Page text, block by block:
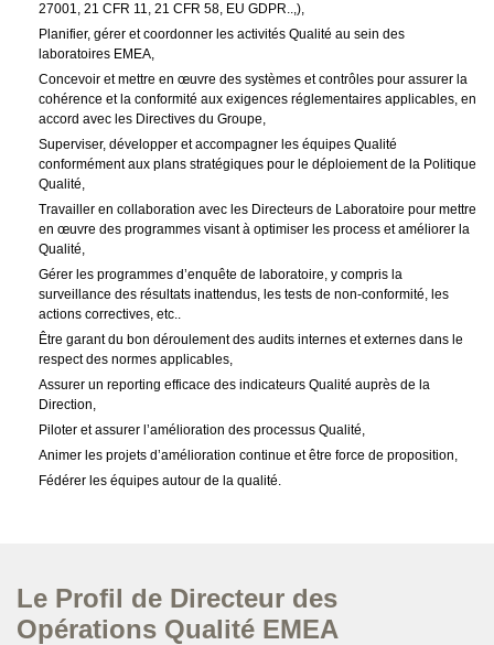
27001, 21 CFR 11, 21 CFR 58, EU GDPR..,),
Planifier, gérer et coordonner les activités Qualité au sein des
laboratoires EMEA,
Concevoir et mettre en œuvre des systèmes et contrôles pour assurer la
cohérence et la conformité aux exigences réglementaires applicables, en
accord avec les Directives du Groupe,
Superviser, développer et accompagner les équipes Qualité
conformément aux plans stratégiques pour le déploiement de la Politique
Qualité,
Travailler en collaboration avec les Directeurs de Laboratoire pour mettre
en œuvre des programmes visant à optimiser les process et améliorer la
Qualité,
Gérer les programmes d’enquête de laboratoire, y compris la
surveillance des résultats inattendus, les tests de non-conformité, les
actions correctives, etc..
Être garant du bon déroulement des audits internes et externes dans le
respect des normes applicables,
Assurer un reporting efficace des indicateurs Qualité auprès de la
Direction,
Piloter et assurer l’amélioration des processus Qualité,
Animer les projets d’amélioration continue et être force de proposition,
Fédérer les équipes autour de la qualité.
Le Profil de Directeur des
Opérations Qualité EMEA